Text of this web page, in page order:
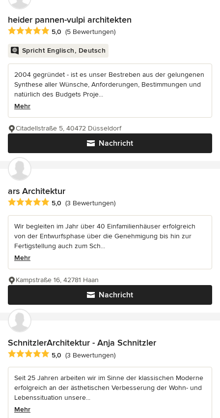
heider pannen-vulpi architekten
Durchschnittliche Bewertung: 5 von 5 Sternen
5,0 (5 Bewertungen)
Spricht Englisch, Deutsch
2004 gegründet - ist es unser Bestreben aus der gelungenen
Synthese aller Wünsche, Anforderungen, Bestimmungen und
natürlich des Budgets Proje...
Mehr
Nachricht
Citadellstraße 5, 40472 Düsseldorf
ars Architektur
Durchschnittliche Bewertung: 5 von 5 Sternen
5,0 (3 Bewertungen)
Wir begleiten im Jahr über 40 Einfamilienhäuser erfolgreich
von der Entwurfsphase über die Genehmigung bis hin zur
Fertigstellung auch zum Sch...
Mehr
Nachricht
Kampstraße 16, 42781 Haan
SchnitzlerArchitektur - Anja Schnitzler
Durchschnittliche Bewertung: 5 von 5 Sternen
5,0 (3 Bewertungen)
Seit 25 Jahren arbeiten wir im Sinne der klassischen Moderne
erfolgreich an der ästhetischen Verbesserung der Wohn- und
Lebenssituation unsere...
Mehr